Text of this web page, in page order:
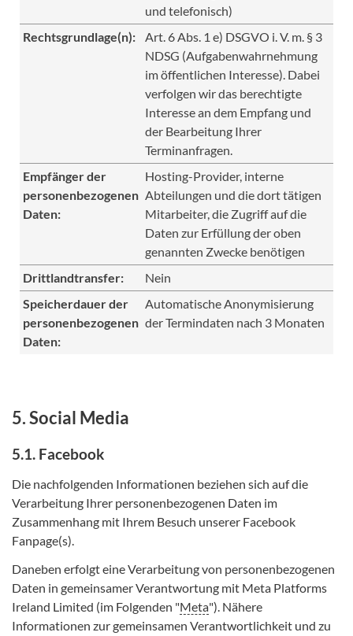
und telefonisch)
Rechtsgrundlage(n):
Art. 6 Abs. 1 e) DSGVO i. V. m. § 3
NDSG (Aufgabenwahrnehmung
im öffentlichen Interesse). Dabei
verfolgen wir das berechtigte
Interesse an dem Empfang und
der Bearbeitung Ihrer
Terminanfragen.
Empfänger der
personenbezogenen
Daten:
Hosting-Provider, interne
Abteilungen und die dort tätigen
Mitarbeiter, die Zugriff auf die
Daten zur Erfüllung der oben
genannten Zwecke benötigen
Drittlandtransfer:
Nein
Speicherdauer der
personenbezogenen
Daten:
Automatische Anonymisierung
der Termindaten nach 3 Monaten
5. Social Media
5.1. Facebook
Die nachfolgenden Informationen beziehen sich auf die
Verarbeitung Ihrer personenbezogenen Daten im
Zusammenhang mit Ihrem Besuch unserer Facebook
Fanpage(s).
Daneben erfolgt eine Verarbeitung von personenbezogenen
Daten in gemeinsamer Verantwortung mit Meta Platforms
Ireland Limited (im Folgenden "Meta"). Nähere
Informationen zur gemeinsamen Verantwortlichkeit und zu